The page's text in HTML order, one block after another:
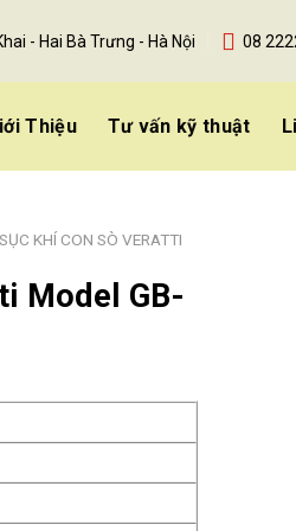
- Hai Bà Trưng - Hà Nội 08
Thiệu Tư vấn kỹ thuật
KHÍ CON SÒ VERATTI
Model GB-